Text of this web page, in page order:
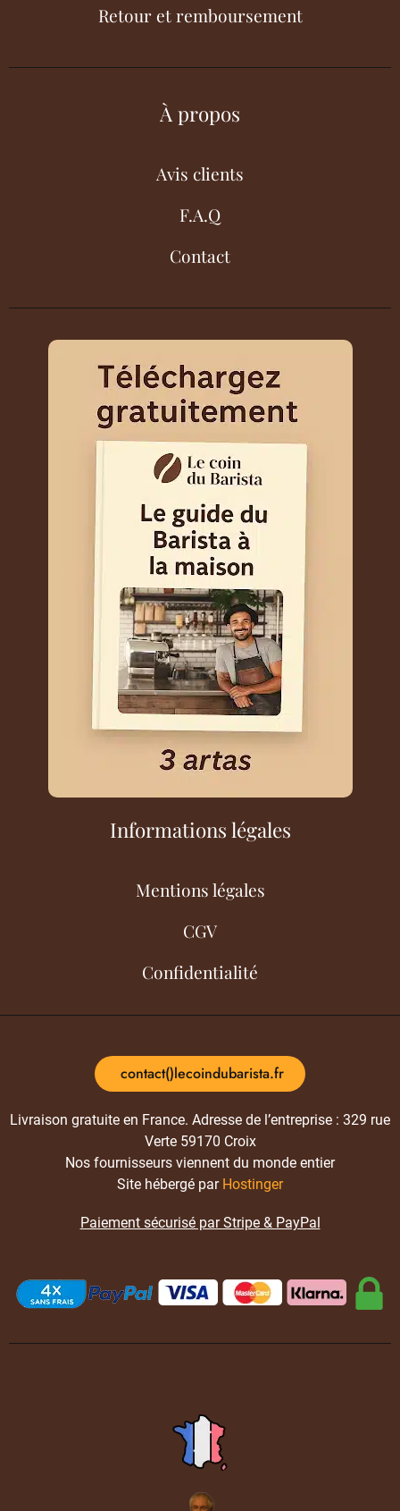
Retour et remboursement
À propos
Avis clients
F.A.Q
Contact
Informations légales
Mentions légales
CGV
Confidentialité
contact()lecoindubarista.fr
Livraison gratuite en France. Adresse de l’entreprise : 329 rue
Verte 59170 Croix
Nos fournisseurs viennent du monde entier
Site hébergé par Hostinger
Paiement sécurisé par Stripe & PayPal